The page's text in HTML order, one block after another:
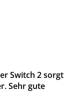
Switch 2 sorgt
Sehr gute